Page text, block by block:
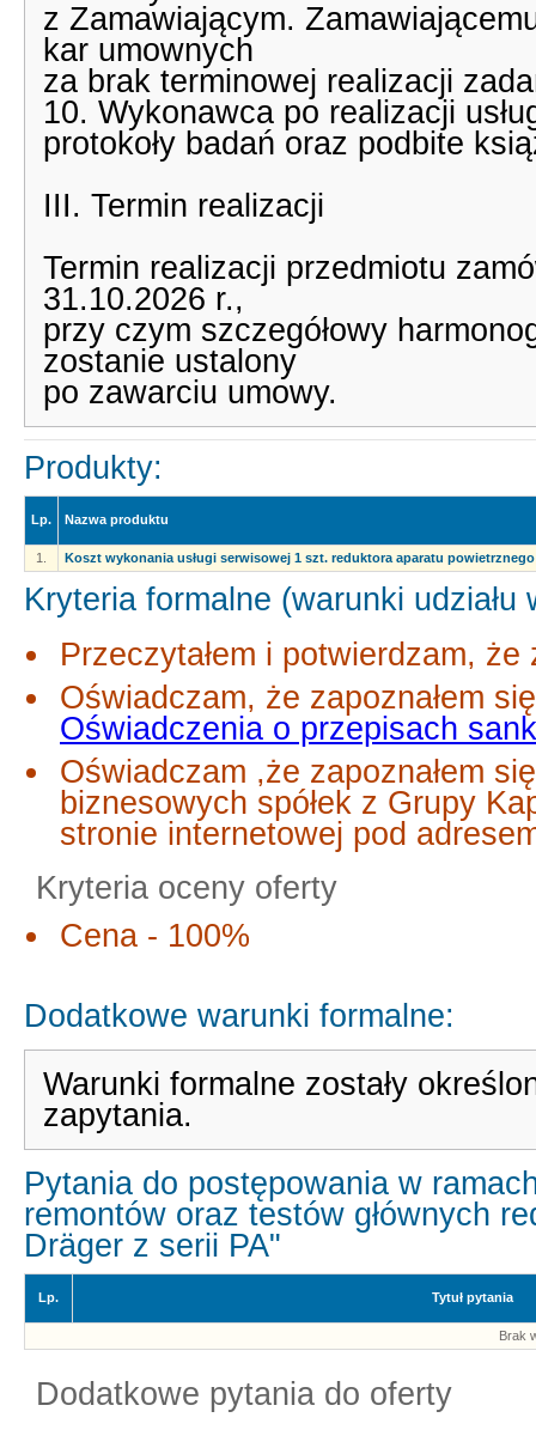
z Zamawiającym.
kar umownych
za brak terminowej realizacji
10. Wykonawca po realizacji
protokoły badań oraz podbite
III. Termin realizacji
Termin realizacji przedmiotu
31.10.2026 r.,
przy czym szczegółowy
zostanie ustalony
po zawarciu umowy.
Produkty:
Lp. Nazwa produktu
1. Koszt wykonania usługi serwisowej 1 szt. reduktora aparatu powietrznego
Kryteria formalne (warunki udziału
Przeczytałem i potwierdzam,
Oświadczam, że zapoznałem
Oświadczenia o przepisach
Oświadczam ,że zapoznałem
biznesowych spółek z Grupy
stronie internetowej pod
Kryteria oceny oferty
Cena - 100%
Dodatkowe warunki formalne:
Warunki formalne zostały
zapytania.
Pytania do postępowania w
remontów oraz testów głównych
Dräger z serii PA"
Lp. Tytuł pytania
Brak
Dodatkowe pytania do oferty